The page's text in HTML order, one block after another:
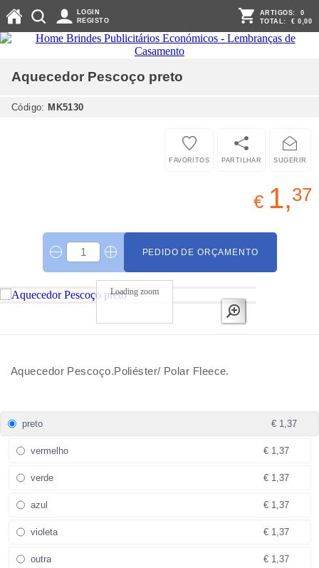
LOGIN
REGISTO
ARTIGOS: 0
TOTAL: € 0,00
Aquecedor Pescoço preto
Código: MK5130
SUGERIR
PARTILHAR
FAVORITOS
€ 1,37
PEDIDO DE ORÇAMENTO
Loading zoom
Aquecedor Pescoço.Poliéster/ Polar Fleece.
preto € 1,37
vermelho € 1,37
verde € 1,37
azul € 1,37
violeta € 1,37
outra € 1,37